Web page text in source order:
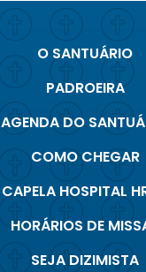
O SANTUÁRIO
PADROEIRA
AGENDA DO
COMO CHEGAR
CAPELA HOSPITAL
HORÁRIOS DE
SEJA DIZIMISTA